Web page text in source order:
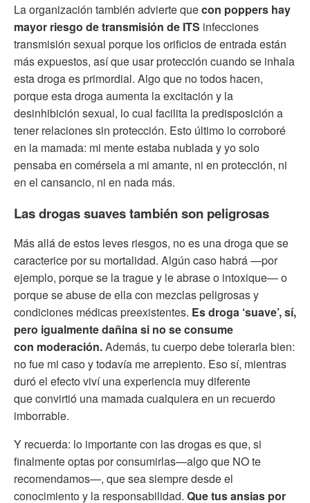
La organización también advierte quecon poppers hay
mayor riesgo de transmisión de ITS infecciones
transmisión sexual porque los orificios de entrada están
más expuestos, así que usar protección cuando se inhala
esta droga es primordial. Algo que no todos hacen,
porque esta droga aumenta la excitación y la
desinhibición sexual, lo cual facilita la predisposición a
tener relaciones sin protección. Esto último lo corroboré
en la mamada: mi mente estaba nublada y yo solo
pensaba en comérsela a mi amante, ni en protección, ni
en el cansancio, ni en nada más.
Las drogas suaves también son peligrosas
Más allá de estos leves riesgos, no es una droga que se
caracterice por su mortalidad. Algún caso habrá —por
ejemplo, porque se la trague y le abrase o intoxique— o
porque se abuse de ella con mezclas peligrosas y
condiciones médicas preexistentes. Es droga ‘suave’, sí,
pero igualmente dañina si no se consume
con moderación.Además, tu cuerpo debe tolerarla bien:
no fue mi caso y todavía me arrepiento. Eso sí, mientras
duró el efecto viví una experiencia muy diferente
que convirtió una mamada cualquiera en un recuerdo
imborrable.
Y recuerda: lo importante con las drogas es que, si
finalmente optas por consumirlas—algo que NO te
recomendamos—, que sea siempre desde el
conocimiento y la responsabilidad. Que tus ansias por